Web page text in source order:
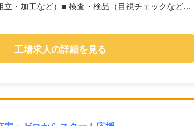
・加工など）■ 検査・検品（目視チェックなど）
工場求人の詳細を見る